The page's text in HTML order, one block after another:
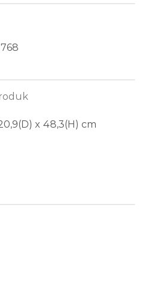
x 48,3(H) cm